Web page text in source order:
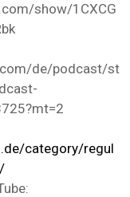
show/1CXCG
de/podcast/st
category/regul